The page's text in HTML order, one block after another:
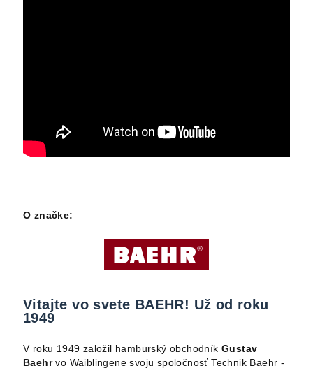
O značke:
Vitajte vo svete BAEHR! Už od roku
1949
V roku 1949 založil hamburský obchodník Gustav
Baehrvo Waiblingene svoju spoločnosť Technik Baehr -